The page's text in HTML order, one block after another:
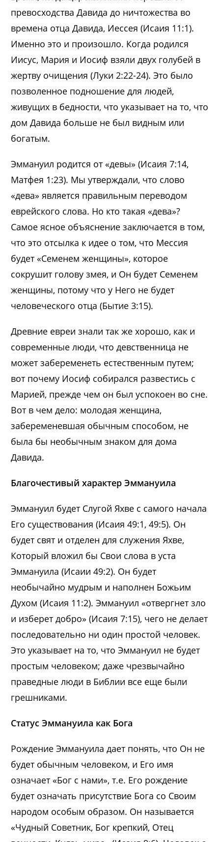
превосходства Давида до ничтожества во
времена отца Давида, Иессея (Исаия 11:1).
Именно это и произошло. Когда родился
Иисус, Мария и Иосиф взяли двух голубей в
жертву очищения (Луки 2:22-24). Это было
позволенное подношение для людей,
живущих в бедности, что указывает на то, что
дом Давида больше не был видным или
богатым.
Эммануил родится от «девы» (Исаия 7:14,
Матфея 1:23). Мы утверждали, что слово
«дева» является правильным переводом
еврейского слова. Но кто такая «дева»?
Самое ясное объяснение заключается в том,
что это отсылка к идее о том, что Мессия
будет «Семенем женщины», которое
сокрушит голову змея, и Он будет Семенем
женщины, потому что у Него не будет
человеческого отца (Бытие 3:15).
Древние евреи знали так же хорошо, как и
современные люди, что девственница не
может забеременеть естественным путем;
вот почему Иосиф собирался развестись с
Марией, прежде чем он был успокоен во сне.
Вот в чем дело: молодая женщина,
забеременевшая обычным способом, не
была бы необычным знаком для дома
Давида.
Благочестивый характер Эммануила
Эммануил будет Слугой Яхве с самого начала
Его существования (Исаия 49:1, 49:5). Он
будет свят и отделен для служения Яхве,
Который вложил бы Свои слова в уста
Эммануила (Исаии 49:2). Он будет
необычайно мудрым и наполнен Божьим
Духом (Исаия 11:2). Эммануил «отвергнет зло
и изберет добро» (Исаия 7:15), чего не делает
последовательно ни один простой человек.
Это указывает на то, что Эммануил не будет
простым человеком; даже чрезвычайно
праведные люди в Библии все еще были
грешниками.
Статус Эммануила как Бога
Рождение Эммануила дает понять, что Он не
будет обычным человеком, и Его имя
означает «Бог с нами», т.е. Его рождение
будет означать присутствие Бога со Своим
народом особым образом. Он называется
«Чудный Советник, Бог крепкий, Отец